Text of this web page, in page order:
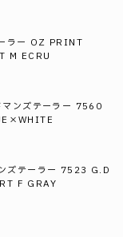
ラー OZ PRINT
M ECRU
ンズテーラー 7560
ズテーラー 7523 G.D
F GRAY